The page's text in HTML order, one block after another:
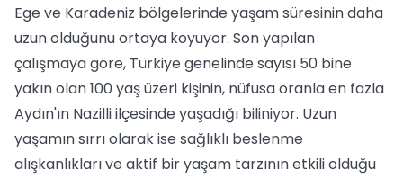
Ege ve Karadeniz bölgelerinde yaşam süresinin daha
uzun olduğunu ortaya koyuyor. Son yapılan
çalışmaya göre, Türkiye genelinde sayısı 50 bine
yakın olan 100 yaş üzeri kişinin, nüfusa oranla en fazla
Aydın'ın Nazilli ilçesinde yaşadığı biliniyor. Uzun
yaşamın sırrı olarak ise sağlıklı beslenme
alışkanlıkları ve aktif bir yaşam tarzının etkili olduğu